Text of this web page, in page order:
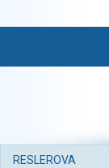
RESLEROVA